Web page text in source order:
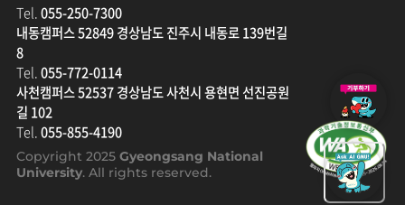
Tel.055-250-7300
내동캠퍼스 52849 경상남도 진주시 내동로 139번길
8
Tel.055-772-0114
사천캠퍼스 52537 경상남도 사천시 용현면 선진공원
길 102
Tel.055-855-4190
Copyright 2025 Gyeongsang National
University. All rights reserved.
기
금
새